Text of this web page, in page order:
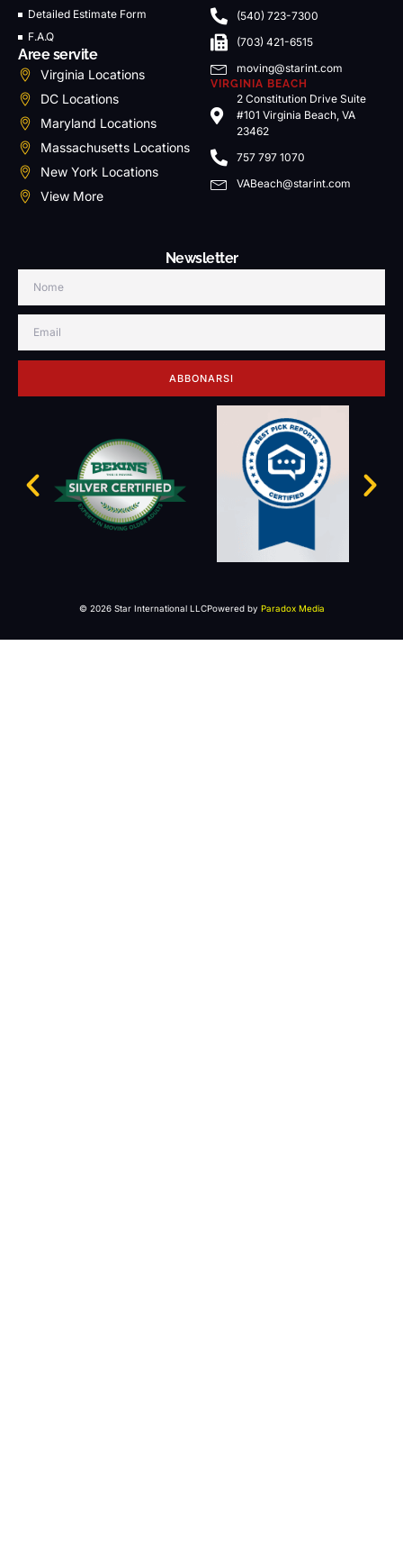
Detailed Estimate Form
F.A.Q
Aree servite
Virginia Locations
DC Locations
Maryland Locations
Massachusetts Locations
New York Locations
View More
(540) 723-7300
(703) 421-6515
moving@starint.com
VIRGINIA BEACH
2 Constitution Drive Suite
#101 Virginia Beach, VA
23462
757 797 1070
VABeach@starint.com
Newsletter
ABBONARSI
© 2026 Star International LLCPowered by Paradox Media